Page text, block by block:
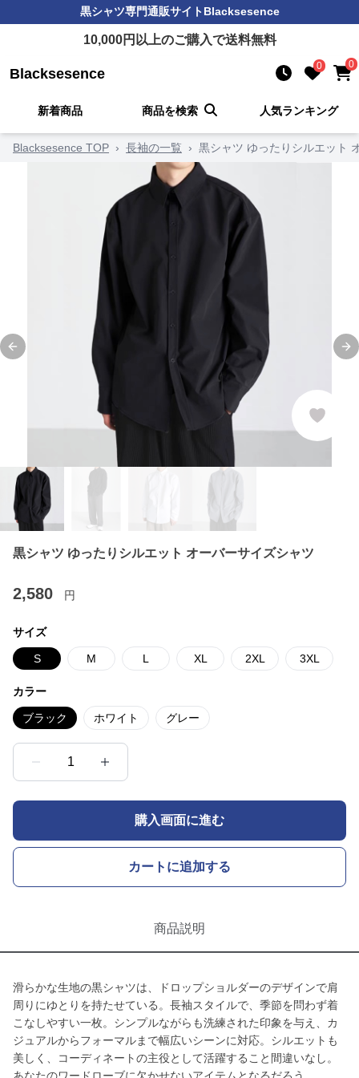
黒シャツ専門通販サイトBlacksesence
10,000円以上のご購入で送料無料
Blacksesence 0 0
新着商品 商品を検索 人気ランキング
Blacksesence TOP › 長袖の一覧 › 黒シャツ ゆったりシルエット
Previous slide
黒シャツ ゆったりシルエット オーバーサイズシャツ
2,580 円
サイズ
S M L XL 2XL 3XL
カラー
ブラック ホワイト グレー
1
購入画面に進む
カートに追加する
商品説明
滑らかな生地の黒シャツは、ドロップショルダーのデザインで肩
周りにゆとりを持たせている。長袖スタイルで、季節を問わず着
こなしやすい一枚。シンプルながらも洗練された印象を与え、カ
ジュアルからフォーマルまで幅広いシーンに対応。シルエットも
美しく、コーディネートの主役として活躍すること間違いなし。